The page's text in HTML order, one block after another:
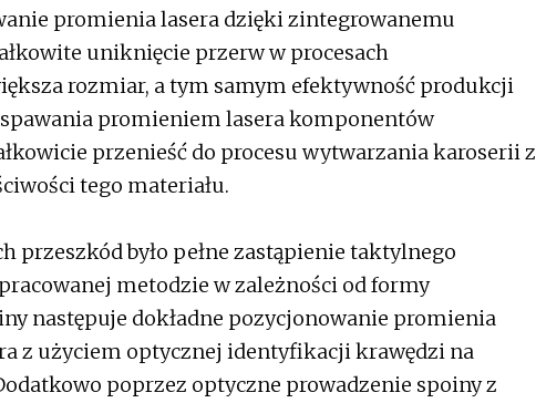
promienia lasera dzięki zintegrowanemu
uniknięcie przerw w procesach
rozmiar, a tym samym efektywność produkcji
promieniem lasera komponentów
przenieść do procesu wytwarzania karoserii z
tego materiału.
przeszkód było pełne zastąpienie taktylnego
metodzie w zależności od formy
następuje dokładne pozycjonowanie promienia
z użyciem optycznej identyfikacji krawędzi na
poprzez optyczne prowadzenie spoiny z